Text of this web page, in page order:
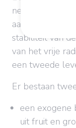
neutraliseren
aan af te
stabiliteit van
van het vrije
een tweede
Er bestaan
een exogene
uit fruit en